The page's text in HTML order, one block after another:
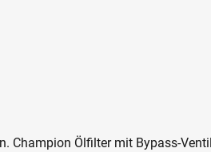
Champion Ölfilter mit Bypass-Ventil